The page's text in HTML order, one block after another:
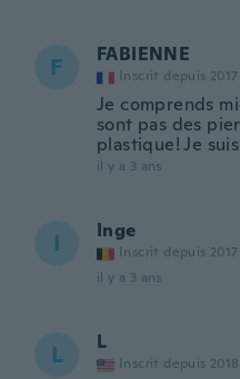
F FABIENNE
Inscrit depuis 2017
Je comprends
sont pas des
plastique! Je
il y a 3 ans
I Inge
Inscrit depuis 2017
il y a 3 ans
L L
Inscrit depuis 2018